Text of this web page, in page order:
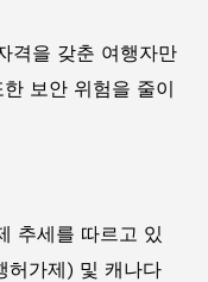
격을 갖춘 여행자만
보안 위험을 줄이
추세를 따르고 있
허가제) 및 캐나다